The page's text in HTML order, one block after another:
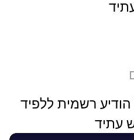
הודיע רשמית ללפיד
עתיד